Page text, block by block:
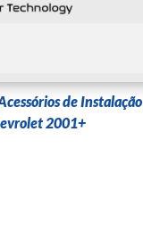
de Instalação
2001+